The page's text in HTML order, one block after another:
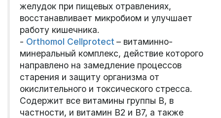
желудок при пищевых отравлениях,
восстанавливает микробиом и улучшает
работу кишечника.
- Orthomol Cellprotect – витаминно-
минеральный комплекс, действие которого
направлено на замедление процессов
старения и защиту организма от
окислительного и токсического стресса.
Содержит все витамины группы В, в
частности, и витамин В2 и В7, а также